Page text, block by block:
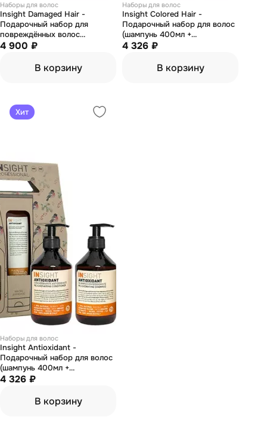
Наборы для волос
Insight Damaged Hair -
Подарочный набор для
повреждённых волос
(шампунь 350мл +
4 900 ₽
В корзину
Наборы для волос
Insight Colored Hair -
Подарочный набор для волос
(шампунь 400мл +
кондиционер 400мл + маска
4 326 ₽
В корзину
Хит
Наборы для волос
Insight Antioxidant -
Подарочный набор для волос
(шампунь 400мл +
кондиционер 400мл + маска
4 326 ₽
В корзину